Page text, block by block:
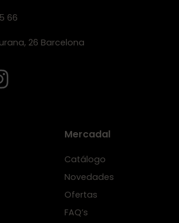
66
26 Barcelona
Mercadal
Catálogo
Novedades
Ofertas
FAQ’s